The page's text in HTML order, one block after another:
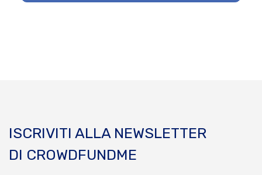
ISCRIVITI ALLA NEWSLETTER
DI CROWDFUNDME